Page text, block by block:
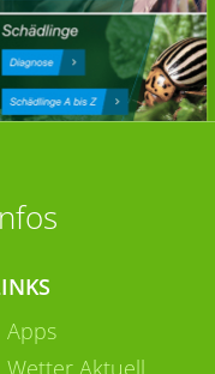
Apps
Wetter Aktuell